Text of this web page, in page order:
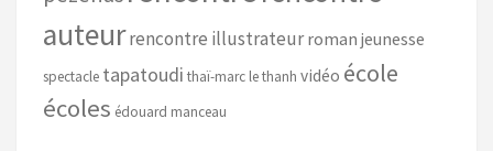
auteurrencontre illustrateur roman jeunesse
spectacle tapatoudi thaï-marc le thanh vidéo école
écoles édouard manceau